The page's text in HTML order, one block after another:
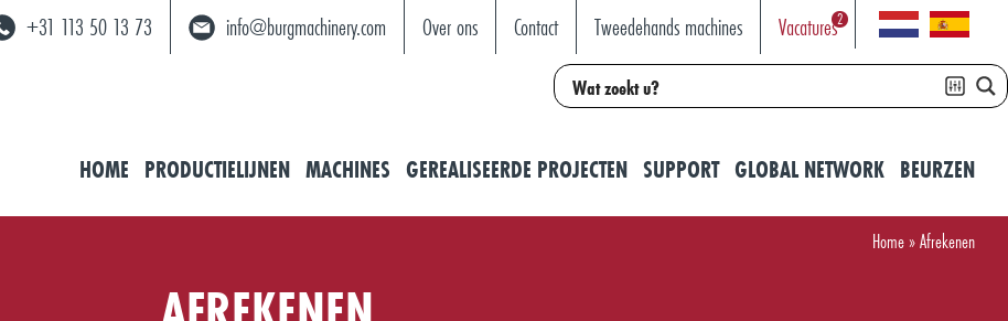
+31 113 50 13 73 info@burgmachinery.com Over ons Contact Tweedehands machines Vacatures2
HOME PRODUCTIELIJNEN MACHINES GEREALISEERDE PROJECTEN SUPPORT GLOBAL NETWORK BEURZEN
Home»Afrekenen